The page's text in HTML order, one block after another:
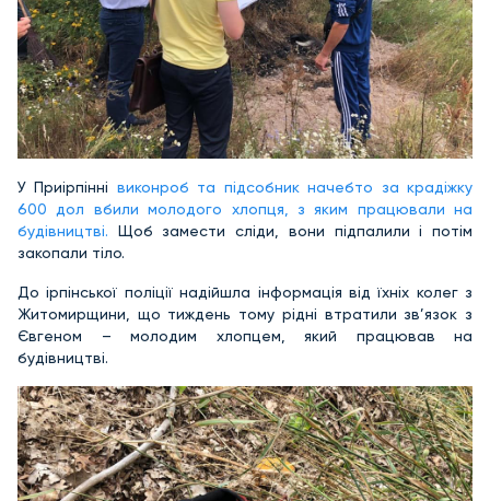
У Приірпінні виконроб та підсобник начебто за крадіжку
600 дол вбили молодого хлопця, з яким працювали на
будівництві. Щоб замести сліди, вони підпалили і потім
закопали тіло.
До ірпінської поліції надійшла інформація від їхніх колег з
Житомирщини, що тиждень тому рідні втратили зв’язок з
Євгеном – молодим хлопцем, який працював на
будівництві.